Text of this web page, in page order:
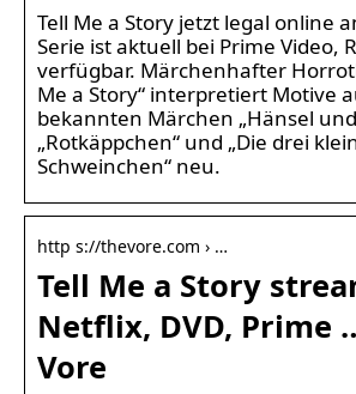
Tell Me a Story jetzt legal online
Serie ist aktuell bei Prime Video,
verfügbar. Märchenhafter
Me a Story“ interpretiert Motive
bekannten Märchen „Hänsel
„Rotkäppchen“ und „Die drei
Schweinchen“ neu.
http s://thevore.com › …
Tell Me a Story
Netflix, DVD, Prime
Vore